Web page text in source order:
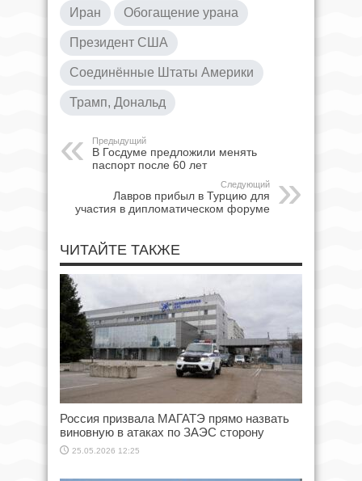
Иран Обогащение урана
Президент США
Соединённые Штаты Америки
Трамп, Дональд
Предыдущий
В Госдуме предложили менять
паспорт после 60 лет
Следующий
Лавров прибыл в Турцию для
участия в дипломатическом форуме
ЧИТАЙТЕ ТАКЖЕ
Россия призвала МАГАТЭ прямо назвать
виновную в атаках по ЗАЭС сторону
25.05.2026 12:25